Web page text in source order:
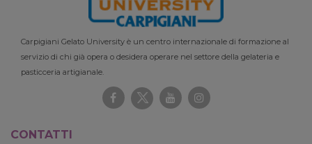
Carpigiani Gelato University è un centro internazionale di formazione al
servizio di chi già opera o desidera operare nel settore della gelateria e
pasticceria artigianale.
CONTATTI